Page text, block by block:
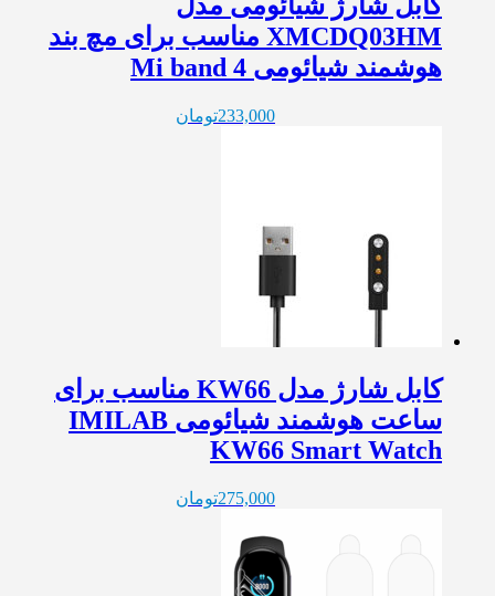
XMCDQ03HM مناسب برای مچ بند
هوشمند شیائومی Mi band 4
233,000تومان
کابل شارژ مدل KW66 مناسب برای
ساعت هوشمند شیائومی IMILAB
KW66 Smart Watch
275,000تومان